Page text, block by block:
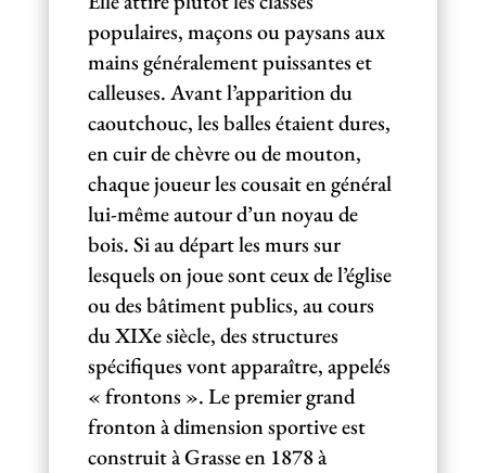
populaires, maçons ou paysans aux
mains généralement puissantes et
calleuses. Avant l’apparition du
caoutchouc, les balles étaient dures,
en cuir de chèvre ou de mouton,
chaque joueur les cousait en général
lui-même autour d’un noyau de
bois. Si au départ les murs sur
lesquels on joue sont ceux de l’église
ou des bâtiment publics, au cours
du XIXe siècle, des structures
spécifiques vont apparaître, appelés
« frontons ». Le premier grand
fronton à dimension sportive est
construit à Grasse en 1878 à